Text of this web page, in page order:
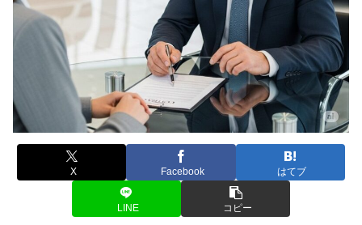
X Facebook はてブ
LINE コピー